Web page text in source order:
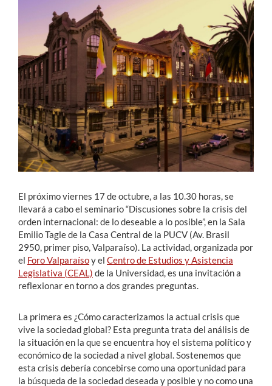
English
El próximo viernes 17 de octubre, a las 10.30 horas, se
llevará a cabo el seminario “Discusiones sobre la crisis del
orden internacional: de lo deseable a lo posible”, en la Sala
Emilio Tagle de la Casa Central de la PUCV (Av. Brasil
2950, primer piso, Valparaíso). La actividad, organizada por
el Foro Valparaísoy el Centro de Estudios y Asistencia
Legislativa (CEAL) de la Universidad, es una invitación a
reflexionar en torno a dos grandes preguntas.
La primera es ¿Cómo caracterizamos la actual crisis que
vive la sociedad global? Esta pregunta trata del análisis de
la situación en la que se encuentra hoy el sistema político y
económico de la sociedad a nivel global. Sostenemos que
esta crisis debería concebirse como una oportunidad para
la búsqueda de la sociedad deseada y posible y no como una